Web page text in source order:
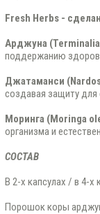
Fresh Herbs -
Арджуна
поддержанию
Джатаманси
создавая защиту
Моринга (Moringa
организма и
СОСТАВ
В 2-х капсулах / в 4-х
Порошок коры